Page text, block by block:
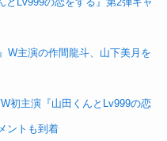
W主演の作間龍斗、山下美月を
初主演『山田くんとLv999の恋
ントも到着